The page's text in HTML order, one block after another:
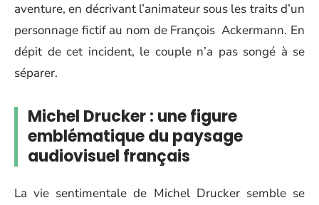
aventure, en décrivant l’animateur sous les traits d’un
personnage fictif au nom de François Ackermann. En
dépit de cet incident, le couple n’a pas songé à se
séparer.
Michel Drucker : une figure
emblématique du paysage
audiovisuel français
La vie sentimentale de Michel Drucker semble se